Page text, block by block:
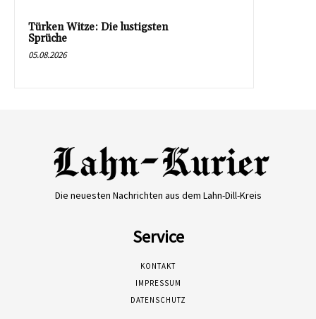
Türken Witze: Die lustigsten
Sprüche
05.08.2026
Die neuesten Nachrichten aus dem Lahn-Dill-Kreis
Service
KONTAKT
IMPRESSUM
DATENSCHUTZ